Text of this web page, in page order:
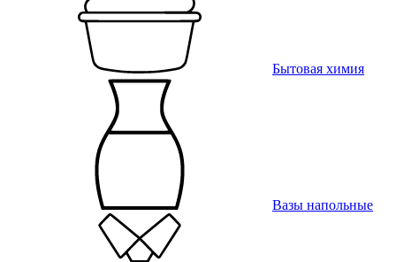
Бытовая химия
Вазы напольные